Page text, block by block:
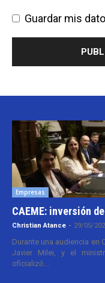
Guardar mis
Empresas
CAEME: inversión
Christian Atance - 29/05/
Durante una audiencia en
Javier Milei, y el
oficializó...